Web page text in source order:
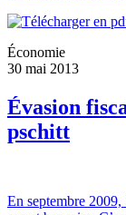
Économie
30 mai 2013
Évasion
pschitt
En septembre